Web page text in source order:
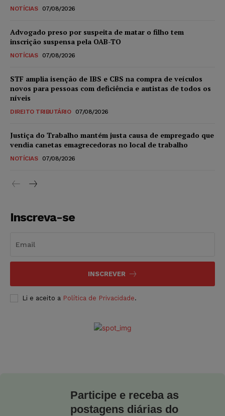
NOTÍCIAS 07/08/2026
Advogado preso por suspeita de matar o filho tem
inscrição suspensa pela OAB-TO
NOTÍCIAS 07/08/2026
STF amplia isenção de IBS e CBS na compra de veículos
novos para pessoas com deficiência e autistas de todos os
níveis
DIREITO TRIBUTÁRIO 07/08/2026
Justiça do Trabalho mantém justa causa de empregado que
vendia canetas emagrecedoras no local de trabalho
NOTÍCIAS 07/08/2026
Inscreva-se
INSCREVER
Li e aceito a Política de Privacidade.
Participe e receba as
postagens diárias do